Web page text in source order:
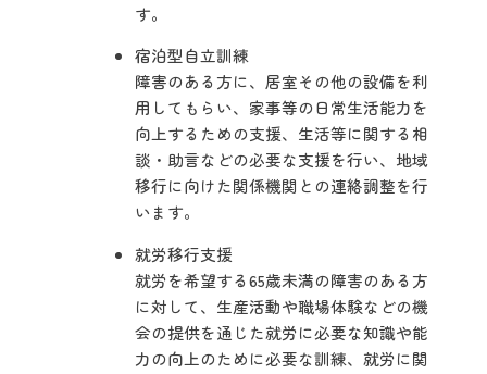
す。
宿泊型自立訓練
障害のある方に、居室その他の設備を利
用してもらい、家事等の日常生活能力を
向上するための支援、生活等に関する相
談・助言などの必要な支援を行い、地域
移行に向けた関係機関との連絡調整を行
います。
就労移行支援
就労を希望する65歳未満の障害のある方
に対して、生産活動や職場体験などの機
会の提供を通じた就労に必要な知識や能
力の向上のために必要な訓練、就労に関